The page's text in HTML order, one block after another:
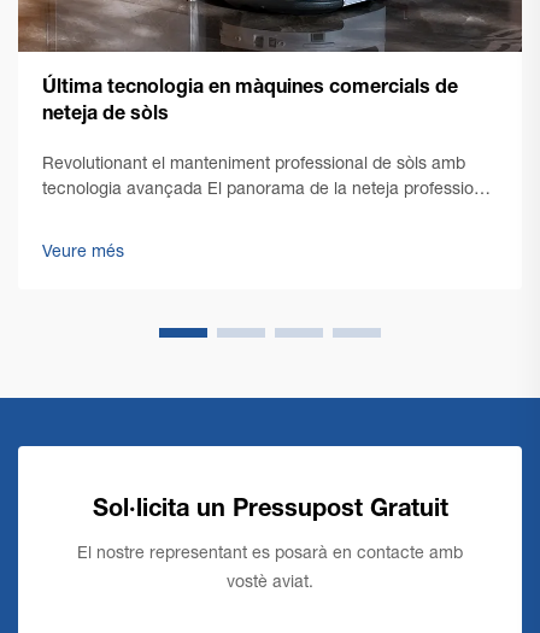
Última tecnologia en màquines comercials de
neteja de sòls
Revolutionant el manteniment professional de sòls amb
tecnologia avançada El panorama de la neteja professional
la tecnologia d'avantguarda en màquines comercials de
Veure més
Sol·licita un Pressupost Gratuit
El nostre representant es posarà en contacte amb
vostè aviat.